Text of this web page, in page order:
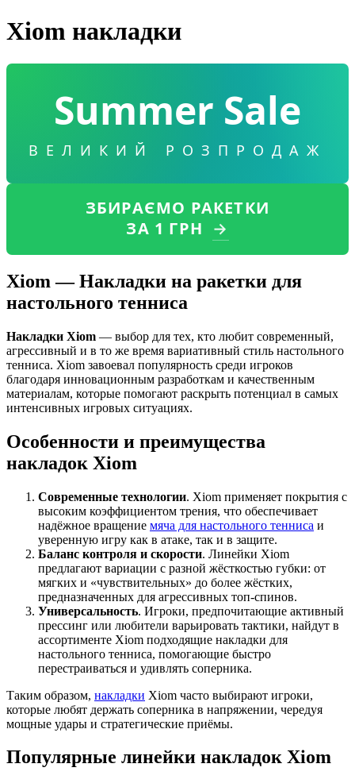
Xiom накладки
Summer Sale
ВЕЛИКИЙ РОЗПРОДАЖ
ЗБИРАЄМО РАКЕТКИ
ЗА 1 ГРН →
Xiom — Накладки на ракетки для
настольного тенниса
Накладки Xiom — выбор для тех, кто любит современный,
агрессивный и в то же время вариативный стиль настольного
тенниса. Xiom завоевал популярность среди игроков
благодаря инновационным разработкам и качественным
материалам, которые помогают раскрыть потенциал в самых
интенсивных игровых ситуациях.
Особенности и преимущества
накладок Xiom
Современные технологии. Xiom применяет покрытия с
высоким коэффициентом трения, что обеспечивает
надёжное вращение мяча для настольного тенниса и
уверенную игру как в атаке, так и в защите.
Баланс контроля и скорости. Линейки Xiom
предлагают вариации с разной жёсткостью губки: от
мягких и «чувствительных» до более жёстких,
предназначенных для агрессивных топ-спинов.
Универсальность. Игроки, предпочитающие активный
прессинг или любители варьировать тактики, найдут в
ассортименте Xiom подходящие накладки для
настольного тенниса, помогающие быстро
перестраиваться и удивлять соперника.
Таким образом, накладки Xiom часто выбирают игроки,
которые любят держать соперника в напряжении, чередуя
мощные удары и стратегические приёмы.
Популярные линейки накладок Xiom